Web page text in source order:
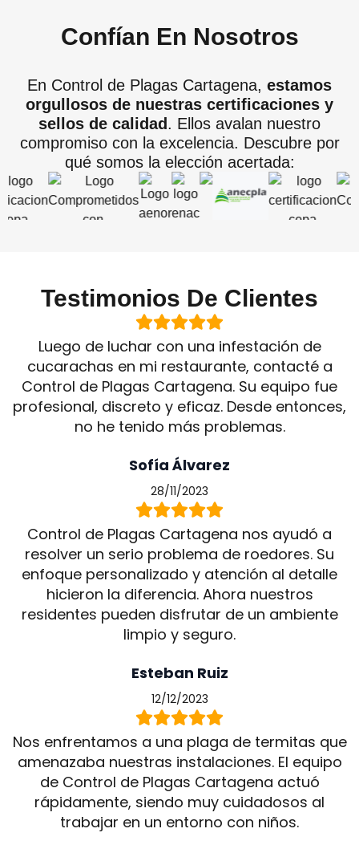
Confían En Nosotros
En Control de Plagas Cartagena, estamos
orgullosos de nuestras certificaciones y
sellos de calidad. Ellos avalan nuestro
compromiso con la excelencia. Descubre por
qué somos la elección acertada:
Testimonios De Clientes
Luego de luchar con una infestación de
cucarachas en mi restaurante, contacté a
Control de Plagas Cartagena. Su equipo fue
profesional, discreto y eficaz. Desde entonces,
no he tenido más problemas.
Sofía Álvarez
28/11/2023
Control de Plagas Cartagena nos ayudó a
resolver un serio problema de roedores. Su
enfoque personalizado y atención al detalle
hicieron la diferencia. Ahora nuestros
residentes pueden disfrutar de un ambiente
limpio y seguro.
Esteban Ruiz
12/12/2023
Nos enfrentamos a una plaga de termitas que
amenazaba nuestras instalaciones. El equipo
de Control de Plagas Cartagena actuó
rápidamente, siendo muy cuidadosos al
trabajar en un entorno con niños.